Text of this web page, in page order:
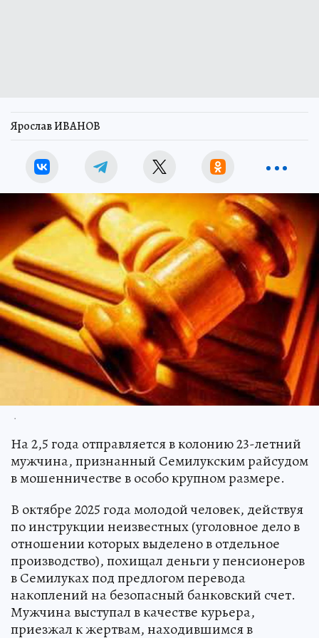
Ярослав ИВАНОВ
.
На 2,5 года отправляется в колонию 23-летний
мужчина, признанный Семилукским райсудом
в мошенничестве в особо крупном размере.
В октябре 2025 года молодой человек, действуя
по инструкции неизвестных (уголовное дело в
отношении которых выделено в отдельное
производство), похищал деньги у пенсионеров
в Семилуках под предлогом перевода
накоплений на безопасный банковский счет.
Мужчина выступал в качестве курьера,
приезжал к жертвам, находившимся в